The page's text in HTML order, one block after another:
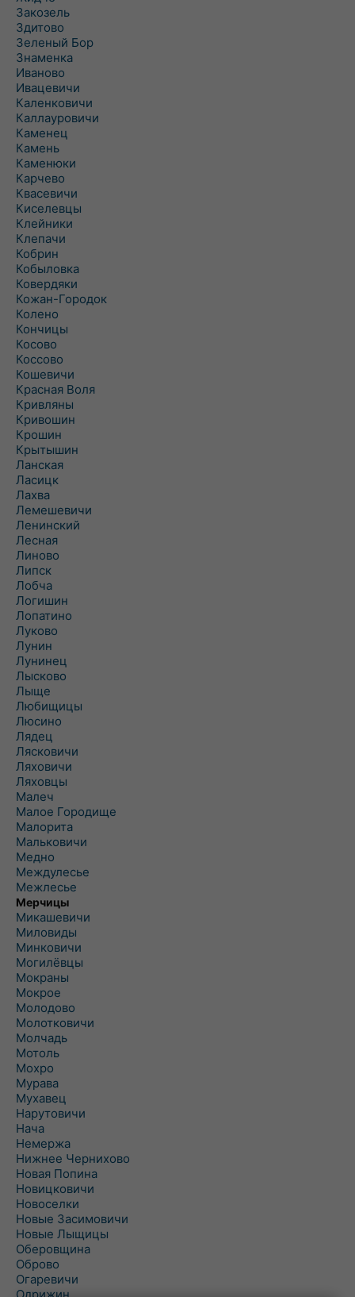
Закозель
Здитово
Зеленый Бор
Знаменка
Иваново
Ивацевичи
Каленковичи
Каллауровичи
Каменец
Камень
Каменюки
Карчево
Квасевичи
Киселевцы
Клейники
Клепачи
Кобрин
Кобыловка
Ковердяки
Кожан-Городок
Колено
Кончицы
Косово
Коссово
Кошевичи
Красная Воля
Кривляны
Кривошин
Крошин
Крытышин
Ланская
Ласицк
Лахва
Лемешевичи
Ленинский
Лесная
Линово
Липск
Лобча
Логишин
Лопатино
Луково
Лунин
Лунинец
Лысково
Лыще
Любищицы
Люсино
Лядец
Лясковичи
Ляховичи
Ляховцы
Малеч
Малое Городище
Малорита
Мальковичи
Медно
Междулесье
Межлесье
Мерчицы
Микашевичи
Миловиды
Минковичи
Могилёвцы
Мокраны
Мокрое
Молодово
Молотковичи
Молчадь
Мотоль
Мохро
Мурава
Мухавец
Нарутовичи
Нача
Немержа
Нижнее Чернихово
Новая Попина
Новицковичи
Новоселки
Новые Засимовичи
Новые Лыщицы
Оберовщина
Оброво
Огаревичи